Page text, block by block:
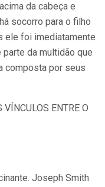
da cabeça e
socorro para o filho
ele foi imediatamente
da multidão que
composta por seus
VÍNCULOS ENTRE O
Joseph Smith